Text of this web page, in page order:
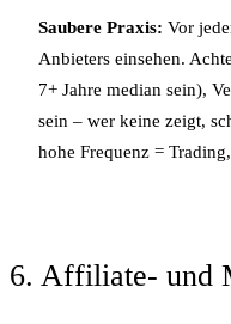
Saubere Praxis: Vor
Anbieters einsehen.
7+ Jahre median sein),
sein – wer keine zeigt,
hohe Frequenz =
6. Affiliate- und